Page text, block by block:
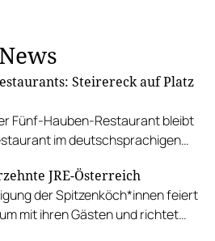
Steirereck auf Platz
Fünf-Hauben-Restaurant bleibt
im deutschsprachigen
der Welt.JRE-Österreich
der Spitzenköch*innen feiert
mit ihren Gästen und richtet